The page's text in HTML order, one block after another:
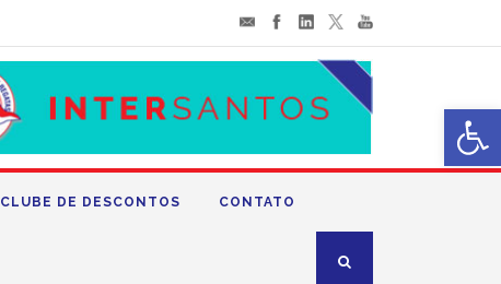
CLUBE DE DESCONTOS CONTATO
Abrir